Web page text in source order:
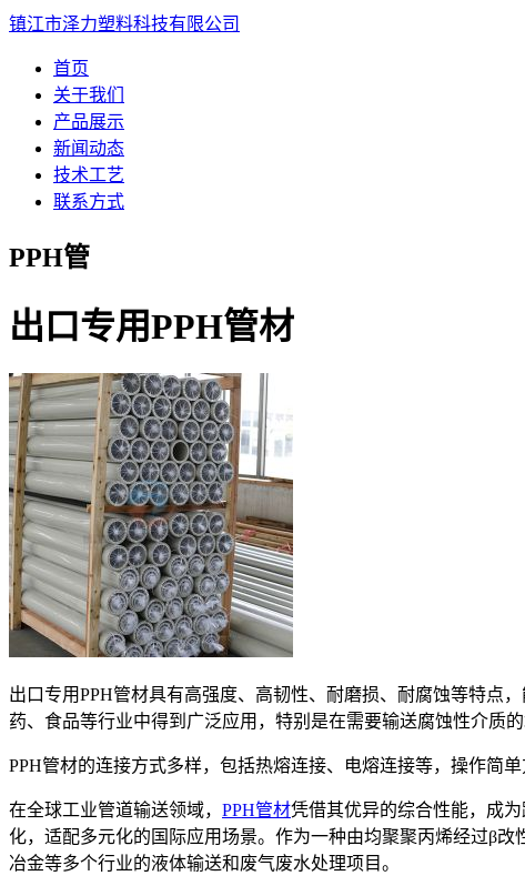
镇江市泽力塑料科技有限公司
首页
关于我们
产品展示
新闻动态
技术工艺
联系方式
PPH管
出口专用PPH管材
出口专用PPH管材具有高强度、高韧性、耐磨损、耐腐蚀等特点
药、食品等行业中得到广泛应用，特别是在需要输送腐蚀性介质
PPH管材的连接方式多样，包括热熔连接、电熔连接等，操作简
在全球工业管道输送领域， PPH管材凭借其优异的综合性能，成
化，适配多元化的国际应用场景。作为一种由均聚聚丙烯经过β
冶金等多个行业的液体输送和废气废水处理项目。